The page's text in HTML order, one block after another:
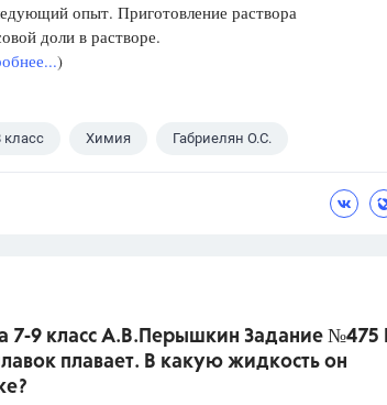
опыт. Приготовление раствора
доли в растворе.
)
класс Химия Габриелян О.С.
7-9 класс А.В.Перышкин Задание №475
плавает. В какую жидкость он